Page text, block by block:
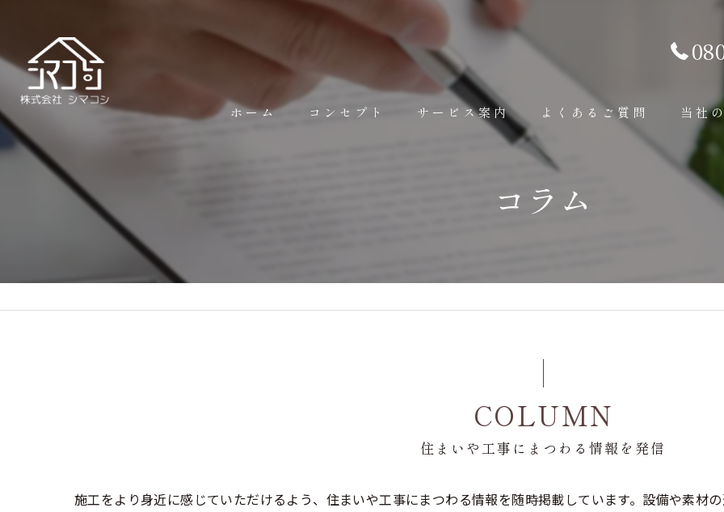
ホーム コンセプト サービス案内 よくあるご質問 当社
内装
コラム
COLUMN
住まいや工事にまつわる情報を発信
施工をより身近に感じていただけるよう、住まいや工事にまつわる情報を随時掲載しています。設備や素材